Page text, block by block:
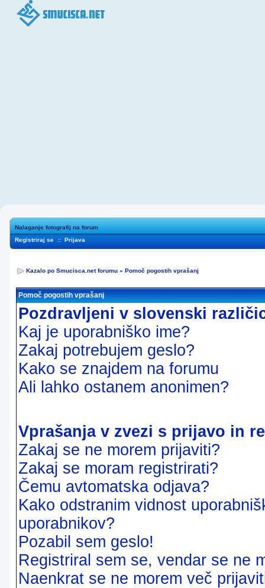
Nalaganje fotografij na forum
Registriraj se :: Prijava
Kazalo po Smucisca.net forumu » Pomoč pogostih vprašanj
Pomoč pogostih vprašanj
Pozdravljeni v slovenski
Kaj je uporabniško ime?
Zakaj potrebujem geslo?
Kako se znajdem na forumu
Ali lahko ostanem anonimen?
Vprašanja v zvezi s prijavo in
Zakaj se ne morem prijaviti?
Zakaj se moram registrirati?
Čemu avtomatska odjava?
Kako odstranim vidnost
uporabnikov?
Pozabil sem geslo!
Registriral sem se, vendar se ne
Naenkrat se ne morem več